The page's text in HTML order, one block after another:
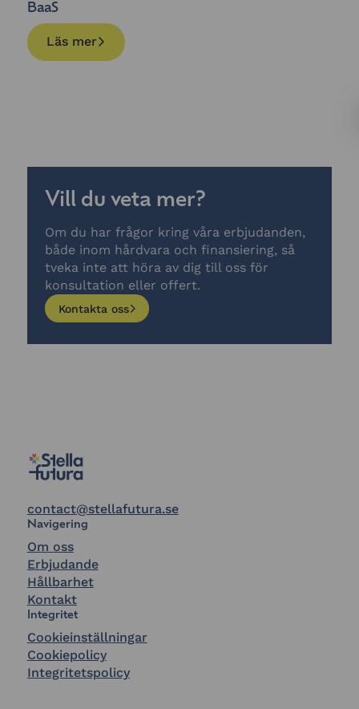
BaaS
Läs mer
Vill du veta mer?
Om du har frågor kring våra erbjudanden,
både inom hårdvara och finansiering, så
tveka inte att höra av dig till oss för
konsultation eller offert.
Kontakta oss
contact@stellafutura.se
Navigering
Om oss
Erbjudande
Hållbarhet
Kontakt
Integritet
Cookieinställningar
Cookiepolicy
Integritetspolicy